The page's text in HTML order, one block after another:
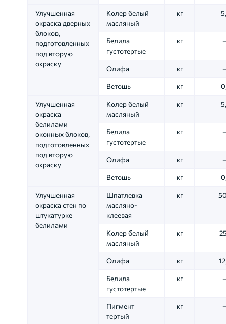
Улучшенная
окраска дверных
блоков,
подготовленных
под вторую
окраску
Колер белый
масляный
кг
Белила
густотертые
кг
Олифа кг
Ветошь кг
Улучшенная
окраска
белилами
оконных блоков,
подготовленных
под вторую
окраску
Колер белый
масляный
кг
Белила
густотертые
кг
Олифа кг
Ветошь кг
Улучшенная
окраска стен по
штукатурке
белилами
Шпатлевка
масляно-
клеевая
кг
Колер белый
масляный
кг
Олифа кг
Белила
густотертые
кг
Пигмент
тертый
кг